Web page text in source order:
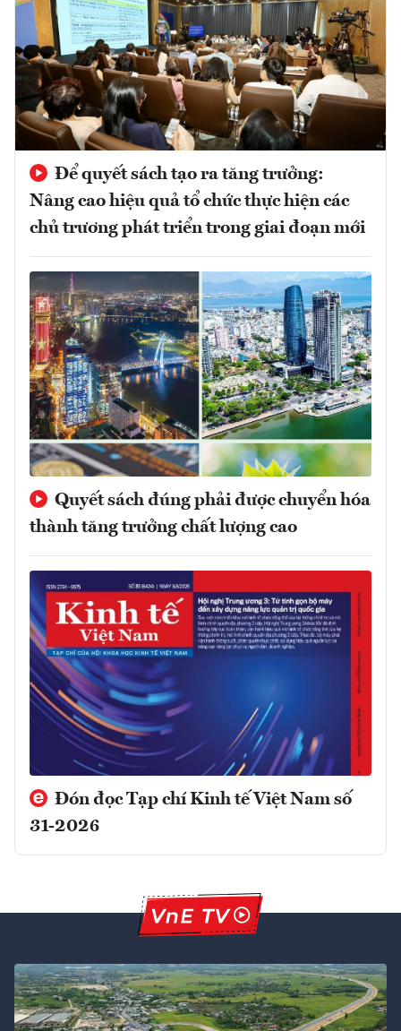
Để quyết sách tạo ra tăng trưởng:
Nâng cao hiệu quả tổ chức thực hiện các
chủ trương phát triển trong giai đoạn mới
Quyết sách đúng phải được chuyển hóa
thành tăng trưởng chất lượng cao
Đón đọc Tạp chí Kinh tế Việt Nam số
31-2026